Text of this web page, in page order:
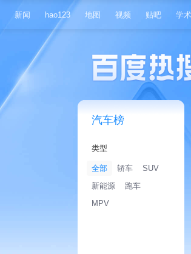
新闻 hao123 地图 视频 贴吧 学术
汽车榜
类型
全部 轿车
SUV
新能源
跑车
MPV